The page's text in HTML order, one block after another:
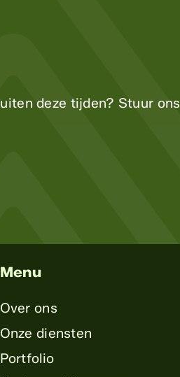
deze tijden? Stuur ons
Menu
Over ons
Onze diensten
Portfolio